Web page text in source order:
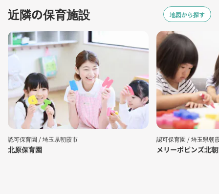
近隣の保育施設 地図から探す
認可保育園 /埼玉県朝霞市
北原保育園
認可保育園 /埼玉県朝
メリーポピンズ北